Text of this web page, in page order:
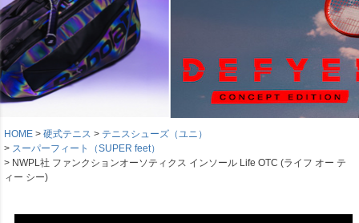
HOME 硬式テニス
テニスシューズ（ユニ）
スーパーフィート（SUPER feet）
NWPL社 ファンクションオーソティクス インソール Life OTC (ライフ オー テ
ィー シー)